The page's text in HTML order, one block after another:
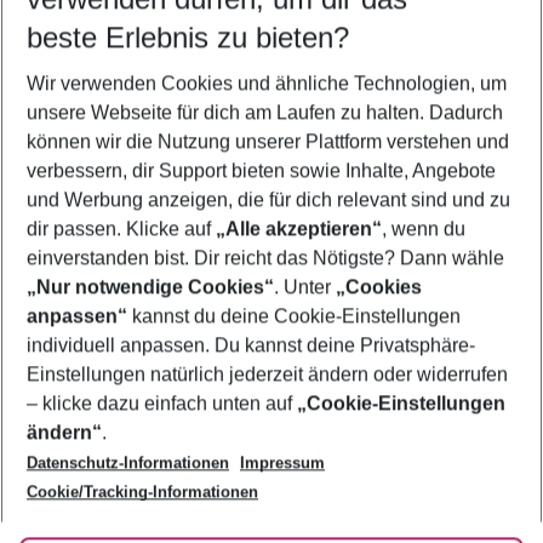
5-8 Nächte
2 Erwachsene Keine Kinder
Mehr Filter anzeigen
Footer
Footer navigation
Über uns
AGB
Bestpreisgarantie
Cookie-Einstellungen ändern
Cookie-Richtlinie
Agenturbetreuung
Barrierefreies Reisen
Folge uns
beste Erlebnis zu bieten?
Wir verwenden Cookies und ähnliche Technologien, um
unsere Webseite für dich am Laufen zu halten. Dadurch
können wir die Nutzung unserer Plattform verstehen und
verbessern, dir Support bieten sowie Inhalte, Angebote
und Werbung anzeigen, die für dich relevant sind und zu
dir passen. Klicke auf „Alle akzeptieren“, wenn du
einverstanden bist. Dir reicht das Nötigste? Dann wähle
„Nur notwendige Cookies“. Unter „Cookies
anpassen“ kannst du deine Cookie-Einstellungen
individuell anpassen. Du kannst deine Privatsphäre-
Einstellungen natürlich jederzeit ändern oder widerrufen
– klicke dazu einfach unten auf „Cookie-Einstellungen
ändern“.
Datenschutz-Informationen
Impressum
Cookie/Tracking-Informationen